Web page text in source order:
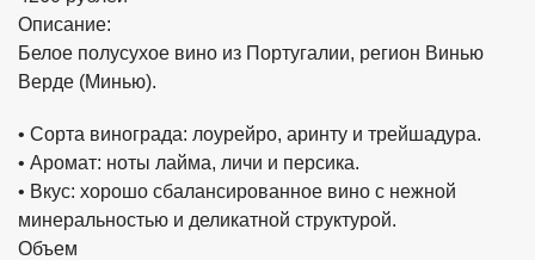
Описание:
Белое полусухое вино из Португалии, регион Винью
Верде (Минью).
• Сорта винограда: лоурейро, аринту и трейшадура.
• Аромат: ноты лайма, личи и персика.
• Вкус: хорошо сбалансированное вино с нежной
минеральностью и деликатной структурой.
Объем